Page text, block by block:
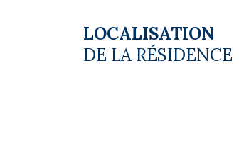
LOCALISATION
DE LA RÉSIDENCE